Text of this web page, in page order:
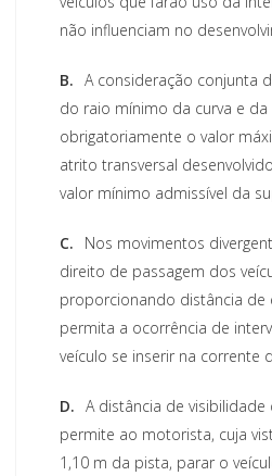
não influenciam no
B. A consideração conjunta
do raio mínimo da curva e da
obrigatoriamente o valor
atrito transversal
valor mínimo admissível da
C.
Nos movimentos
direito de passagem dos
proporcionando distância de
permita a ocorrência de
veículo se inserir na corrente
D. A distância de
permite ao motorista, cuja
1,10 m da pista, parar o